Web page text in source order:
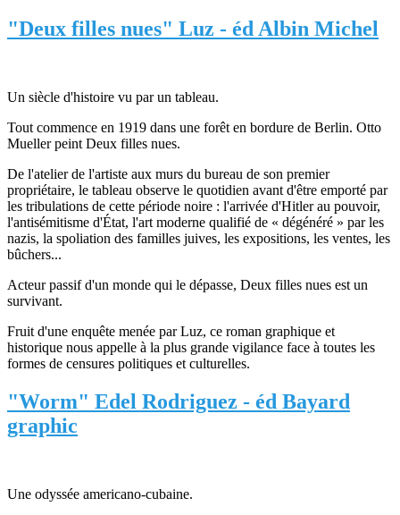
"Deux filles nues" Luz - éd Albin Michel
Un siècle d'histoire vu par un tableau.
Tout commence en 1919 dans une forêt en bordure de Berlin. Otto
Mueller peint Deux filles nues.
De l'atelier de l'artiste aux murs du bureau de son premier
propriétaire, le tableau observe le quotidien avant d'être emporté par
les tribulations de cette période noire : l'arrivée d'Hitler au pouvoir,
l'antisémitisme d'État, l'art moderne qualifié de « dégénéré » par les
nazis, la spoliation des familles juives, les expositions, les ventes, les
bûchers...
Acteur passif d'un monde qui le dépasse, Deux filles nues est un
survivant.
Fruit d'une enquête menée par Luz, ce roman graphique et
historique nous appelle à la plus grande vigilance face à toutes les
formes de censures politiques et culturelles.
"Worm" Edel Rodriguez - éd Bayard
graphic
Une odyssée americano-cubaine.